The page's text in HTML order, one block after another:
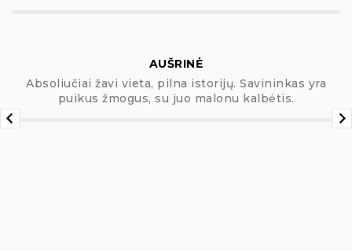
Absoliučiai žavi vieta, pilna istorijų. Savininkas yra
puikus žmogus, su juo malonu kalbėtis.
AUŠRINĖ